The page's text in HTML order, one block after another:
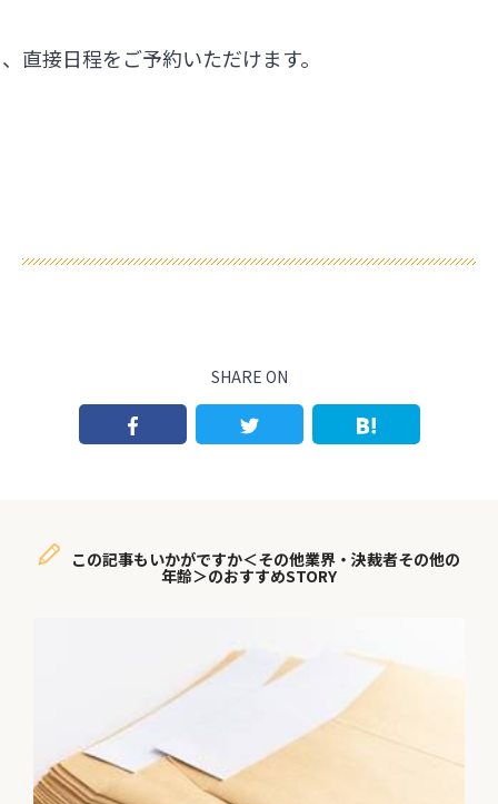
直接日程をご予約いただけます。
SHARE ON
この記事もいかがですか＜その他業界・決裁者その他の
年齢＞のおすすめSTORY